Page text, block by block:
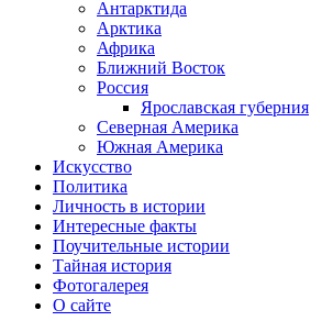
Антарктида
Арктика
Африка
Ближний Восток
Россия
Ярославская губерния
Северная Америка
Южная Америка
Искусство
Политика
Личность в истории
Интересные факты
Поучительные истории
Тайная история
Фотогалерея
О сайте